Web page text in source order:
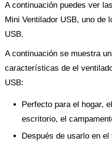
A continuación puedes ver
Mini Ventilador USB, uno de
USB.
A continuación se muestra
características de el
USB:
Perfecto para el hogar,
escritorio, el
Después de usarlo en